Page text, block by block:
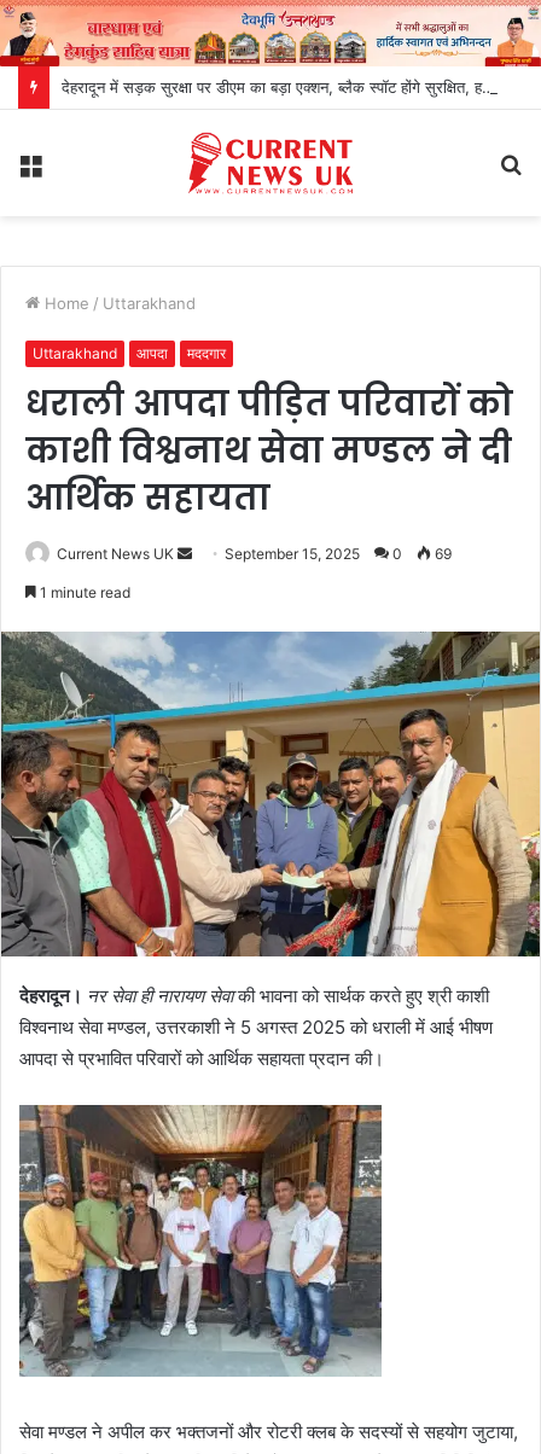
देहरादून में सड़क सुरक्षा पर डीएम का बड़ा एक्शन, ब्लैक स्पॉट होंगे सुरक्षित, हर माह होगी समीक्षा
Home / Uttarakhand
Uttarakhand आपदा मददगार
धराली आपदा पीड़ित परिवारों को
काशी विश्वनाथ सेवा मण्डल ने दी
आर्थिक सहायता
Current News UK
a
e
m
a
i
l
September 15, 2025 0 69
1 minute read
देहरादून। नर सेवा ही नारायण सेवाकी भावना को सार्थक करते हुए श्री काशी
विश्वनाथ सेवा मण्डल, उत्तरकाशी ने 5 अगस्त 2025 को धराली में आई भीषण
आपदा से प्रभावित परिवारों को आर्थिक सहायता प्रदान की।
सेवा मण्डल ने अपील कर भक्तजनों और रोटरी क्लब के सदस्यों से सहयोग जुटाया,